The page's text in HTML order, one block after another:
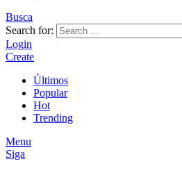
Busca
Search for:
Login
Create
Últimos
Popular
Hot
Trending
Menu
Siga